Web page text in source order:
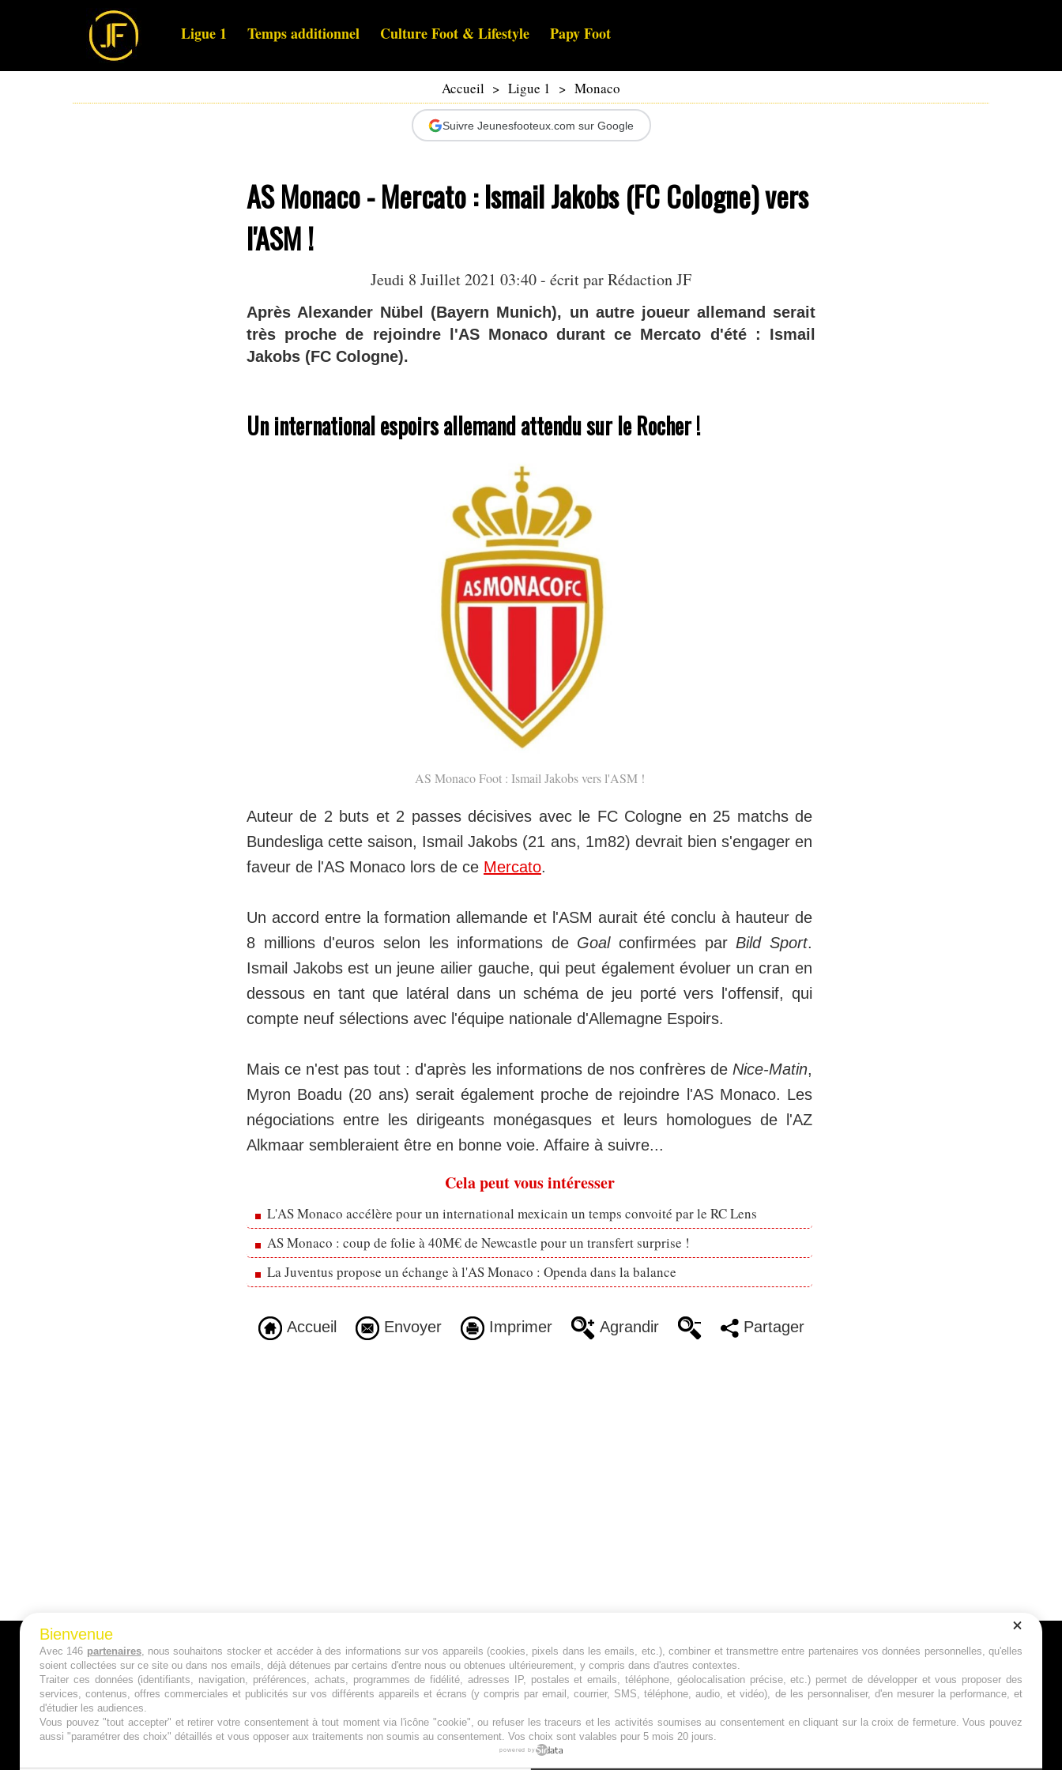
Ligue 1 Temps additionnel Culture Foot & Lifestyle Papy Foot
Accueil > Ligue 1 > Monaco
Suivre Jeunesfooteux.com sur Google
AS Monaco - Mercato : Ismail Jakobs (FC Cologne) vers
l'ASM !
Jeudi 8 Juillet 2021 03:40 - écrit par Rédaction JF
Après Alexander Nübel (Bayern Munich), un autre joueur allemand serait
très proche de rejoindre l'AS Monaco durant ce Mercato d'été : Ismail
Jakobs (FC Cologne).
Un international espoirs allemand attendu sur le Rocher !
AS Monaco Foot : Ismail Jakobs vers l'ASM !
Auteur de 2 buts et 2 passes décisives avec le FC Cologne en 25 matchs de
Bundesliga cette saison, Ismail Jakobs (21 ans, 1m82) devrait bien s'engager en
faveur de l'AS Monaco lors de ce Mercato.
Un accord entre la formation allemande et l'ASM aurait été conclu à hauteur de
8 millions d'euros selon les informations de Goalconfirmées par Bild Sport.
Ismail Jakobs est un jeune ailier gauche, qui peut également évoluer un cran en
dessous en tant que latéral dans un schéma de jeu porté vers l'offensif, qui
compte neuf sélections avec l'équipe nationale d'Allemagne Espoirs.
Mais ce n'est pas tout : d'après les informations de nos confrères de Nice-Matin,
Myron Boadu (20 ans) serait également proche de rejoindre l'AS Monaco. Les
négociations entre les dirigeants monégasques et leurs homologues de l'AZ
Alkmaar sembleraient être en bonne voie. Affaire à suivre...
Cela peut vous intéresser
L'AS Monaco accélère pour un international mexicain un temps convoité par le RC Lens
AS Monaco : coup de folie à 40M€ de Newcastle pour un transfert surprise !
La Juventus propose un échange à l'AS Monaco : Openda dans la balance
Accueil Envoyer Imprimer Agrandir Partager
A PROPOS
Qui sommes nous ?
Mentions Légales
Jeunesfooteux est un média sportif qui traite
principalement de l'actualité de la Ligue 1 et
des grosses actualités de la Ligue 2 et du
Plan du site | Syndication |Powered by WM
Suivez-nous
Bienvenue
Avec 146 partenaires, nous souhaitons stocker et accéder à des informations sur vos appareils (cookies, pixels dans les emails, etc.), combiner et transmettre entre partenaires vos données personnelles, qu'elles
soient collectées sur ce site ou dans nos emails, déjà détenues par certains d'entre nous ou obtenues ultérieurement, y compris dans d'autres contextes.
Traiter ces données (identifiants, navigation, préférences, achats, programmes de fidélité, adresses IP, postales et emails, téléphone, géolocalisation précise, etc.) permet de développer et vous proposer des
services, contenus, offres commerciales et publicités sur vos différents appareils et écrans (y compris par email, courrier, SMS, téléphone, audio, et vidéo), de les personnaliser, d'en mesurer la performance, et
d'étudier les audiences.
Vous pouvez "tout accepter" et retirer votre consentement à tout moment via l'icône "cookie", ou refuser les traceurs et les activités soumises au consentement en cliquant sur la croix de fermeture. Vous pouvez
aussi "paramétrer des choix" détaillés et vous opposer aux traitements non soumis au consentement. Vos choix sont valables pour 5 mois 20 jours.
powered by